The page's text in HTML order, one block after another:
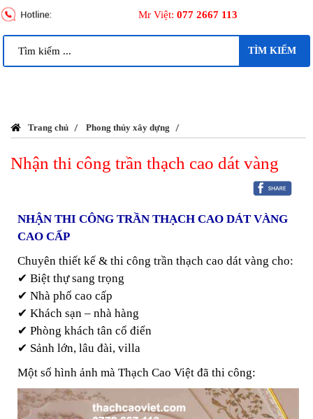
Mr Việt: 077 2667 113
TÌM KIẾM
Trang chủ Phong thủy xây dựng
Nhận thi công trần thạch cao dát vàng
NHẬN THI CÔNG TRẦN THẠCH CAO DÁT VÀNG
CAO CẤP
Chuyên thiết kế & thi công trần thạch cao dát vàng cho:
✔ Biệt thự sang trọng
✔ Nhà phố cao cấp
✔ Khách sạn – nhà hàng
✔ Phòng khách tân cổ điển
✔ Sảnh lớn, lâu đài, villa
Một số hình ảnh mà Thạch Cao Việt đã thi công: